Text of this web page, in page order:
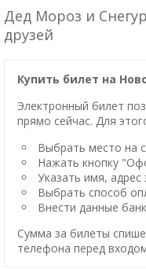
Дед Мороз и
друзей
Купить билет на
Электронный билет
прямо сейчас. Для
Выбрать место на
Нажать кнопку
Указать имя,
Выбрать способ
Внести данные
Сумма за билеты
телефона перед